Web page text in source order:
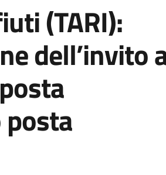
(TARI):
dell’invito